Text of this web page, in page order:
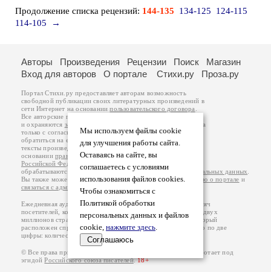
Продолжение списка рецензий: 144-135 134-125
124-115
114-105
→
Мы используем файлы cookie
для улучшения работы сайта.
Оставаясь на сайте, вы
соглашаетесь с условиями
использования файлов cookies.
Чтобы ознакомиться с
Политикой обработки
персональных данных и файлов
cookie, нажмите здесь.
Соглашаюсь
Авторы Произведения Рецензии Поиск
Магазин
Вход для авторов
О портале Стихи.ру Проза.ру
Портал Стихи.ру предоставляет авторам возможность
свободной публикации своих литературных произведений в
сети Интернет на основаниипользовательского договора
Все авторские права на произведения принадлежат авторам
и охраняются законом
. Перепечатка произведений возможна
только с согласия его автора, к которому вы можете
обратиться на его авторской странице. Ответственность за
тексты произведений авторы несут самостоятельно на
основанииправил публикацииизаконодательства
Российской Федерации
обрабатываются на основанииПолитики обработки персональных данных
Вы также можете посмотреть более подробнуюинформацию о портале и
связаться с администрацией
Ежедневная аудитория портала Стихи.ру – порядка 200 тысяч
посетителей, которые в общей сумме просматривают более двух
миллионов страниц по данным счетчика посещаемости, который
расположен справа от этого текста. В каждой графе указано по две
цифры: количество просмотров и количество посетителей.
© Все права принадлежат авторам, 2000-2026. Портал работает под
эгидойРоссийского союза писателей.18+